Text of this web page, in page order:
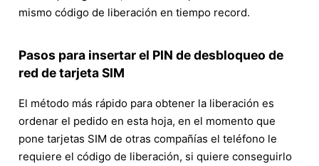
mismo código de liberación en tiempo record.
Pasos para insertar el PIN de desbloqueo de
red de tarjeta SIM
El método más rápido para obtener la liberación es
ordenar el pedido en esta hoja, en el momento que
pone tarjetas SIM de otras compañías el teléfono le
requiere el código de liberación, si quiere conseguirlo